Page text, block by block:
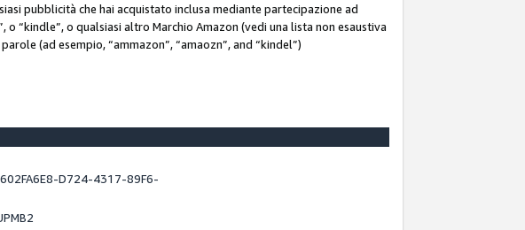
pubblicità che hai acquistato inclusa mediante partecipazione ad
“kindle”, o qualsiasi altro Marchio Amazon (vedi una lista non esaustiva
(ad esempio, “ammazon”, “amaozn”, and “kindel”)
D724-4317-89F6-